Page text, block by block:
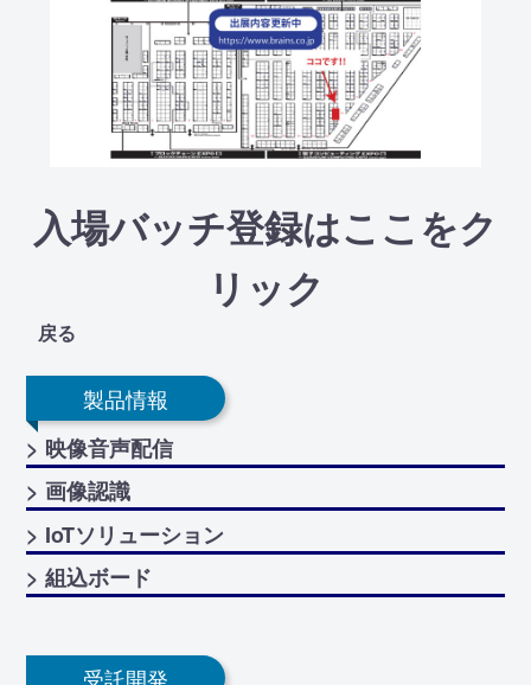
入場バッチ登録はここをク
リック
戻る
製品情報
> 映像音声配信
> 画像認識
> IoTソリューション
> 組込ボード
受託開発